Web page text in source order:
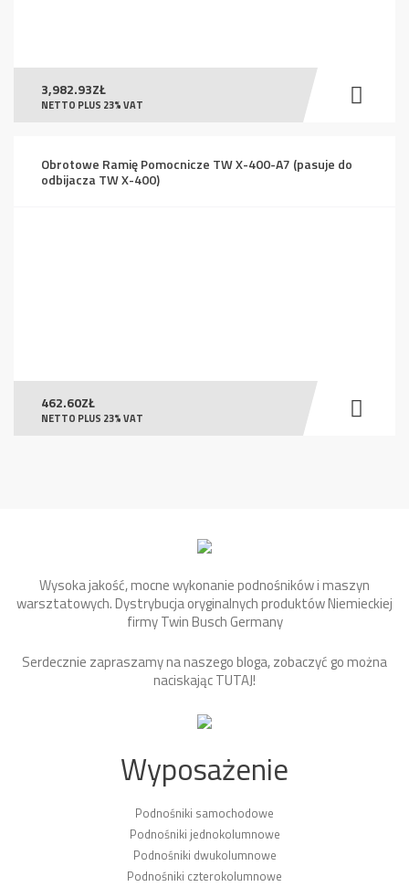
3,982.93ZŁ
NETTO PLUS 23% VAT
Obrotowe Ramię Pomocnicze TW X-400-A7 (pasuje do
odbijacza TW X-400)
462.60ZŁ
NETTO PLUS 23% VAT
Wysoka jakość, mocne wykonanie podnośników i maszyn
warsztatowych. Dystrybucja oryginalnych produktów Niemieckiej
firmy Twin Busch Germany
Serdecznie zapraszamy na naszego bloga, zobaczyć go można
naciskającTUTAJ!
Wyposażenie
Podnośniki samochodowe
Podnośniki jednokolumnowe
Podnośniki dwukolumnowe
Podnośniki czterokolumnowe